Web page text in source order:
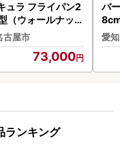
ュラ フライパン2
（ウォールナット
リッド フライパ
古屋市
73,000
バ
専
愛
ランキング